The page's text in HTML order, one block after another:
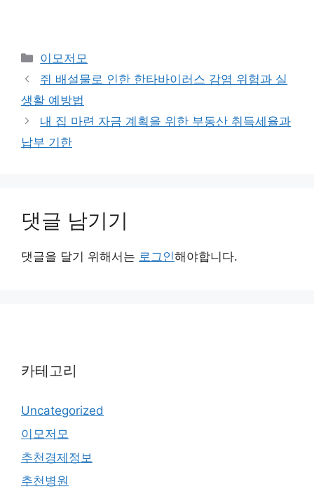
카
테
고
리
이모저모
쥐 배설물로 인한 한타바이러스 감염 위험과 실
생활 예방법
내 집 마련 자금 계획을 위한 부동산 취득세율과
납부 기한
댓글 남기기
댓글을 달기 위해서는 로그인해야합니다.
카테고리
Uncategorized
이모저모
추천경제정보
추천병원